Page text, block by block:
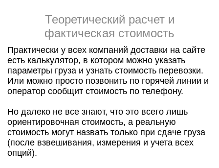
Теоретический расчет и
фактическая стоимость
Практически у всех компаний доставки на сайте
есть калькулятор, в котором можно указать
параметры груза и узнать стоимость перевозки.
Или можно просто позвонить по горячей линии и
оператор сообщит стоимость по телефону.
Но далеко не все знают, что это всего лишь
ориентировочная стоимость, а реальную
стоимость могут назвать только при сдаче груза
(после взвешивания, измерения и учета всех
опций).